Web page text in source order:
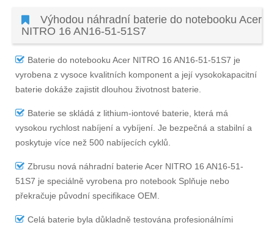
Výhodou náhradní baterie do notebooku Acer
NITRO 16 AN16-51-51S7
Baterie do notebooku Acer NITRO 16 AN16-51-51S7 je
vyrobena z vysoce kvalitních komponent a její vysokokapacitní
baterie dokáže zajistit dlouhou životnost baterie.
Baterie se skládá z lithium-iontové baterie, která má
vysokou rychlost nabíjení a vybíjení. Je bezpečná a stabilní a
poskytuje více než 500 nabíjecích cyklů.
Zbrusu nová náhradní baterie Acer NITRO 16 AN16-51-
51S7 je speciálně vyrobena pro notebook Splňuje nebo
překračuje původní specifikace OEM.
Celá baterie byla důkladně testována profesionálními